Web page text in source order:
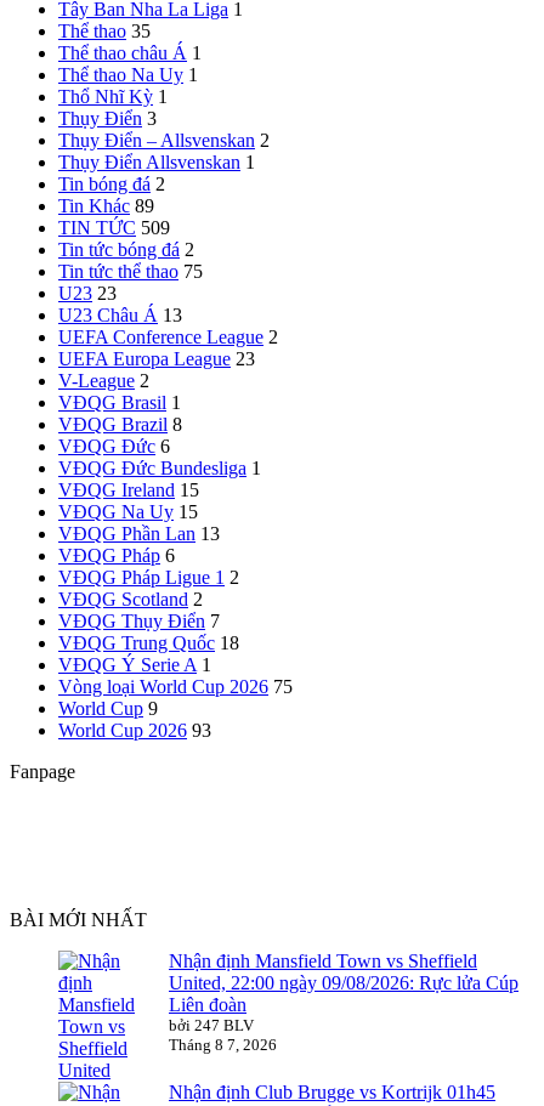
Tây Ban Nha La Liga 1
Thể thao 35
Thể thao châu Á 1
Thể thao Na Uy 1
Thổ Nhĩ Kỳ 1
Thụy Điển 3
Thụy Điển – Allsvenskan 2
Thụy Điển Allsvenskan 1
Tin bóng đá 2
Tin Khác 89
TIN TỨC 509
Tin tức bóng đá 2
Tin tức thể thao 75
U23 23
U23 Châu Á 13
UEFA Conference League 2
UEFA Europa League 23
V-League 2
VĐQG Brasil 1
VĐQG Brazil 8
VĐQG Đức 6
VĐQG Đức Bundesliga 1
VĐQG Ireland 15
VĐQG Na Uy 15
VĐQG Phần Lan 13
VĐQG Pháp 6
VĐQG Pháp Ligue 1 2
VĐQG Scotland 2
VĐQG Thụy Điển 7
VĐQG Trung Quốc 18
VĐQG Ý Serie A 1
Vòng loại World Cup 2026 75
World Cup 9
World Cup 2026 93
Fanpage
BÀI MỚI NHẤT
Nhận định Mansfield Town vs Sheffield
United, 22:00 ngày 09/08/2026: Rực lửa Cúp
Liên đoàn
bởi 247 BLV
Tháng 8 7, 2026
Nhận định Club Brugge vs Kortrijk 01h45